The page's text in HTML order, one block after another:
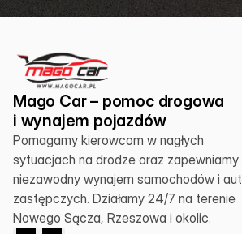
Mago Car – pomoc drogowa
i wynajem pojazdów
Pomagamy kierowcom w nagłych
sytuacjach na drodze oraz zapewniamy
niezawodny wynajem samochodów i aut
zastępczych. Działamy 24/7 na terenie
Nowego Sącza, Rzeszowa i okolic.